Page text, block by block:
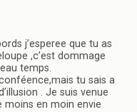
j’esperee que tu as
,c’est dommage
temps.
tu sais a
. Je suis venue
moins en moin envie